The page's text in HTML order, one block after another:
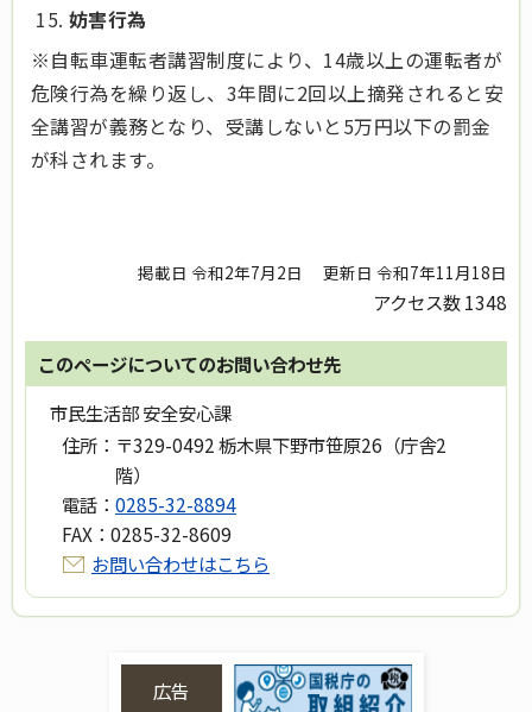
妨害行為
※自転車運転者講習制度により、14歳以上の運転者が
危険行為を繰り返し、3年間に2回以上摘発されると安
全講習が義務となり、受講しないと5万円以下の罰金
が科されます。
掲載日 令和2年7月2日 更新日 令和7年11月18日
アクセス数1348
このページについてのお問い合わせ先
市民生活部 安全安心課
住所： 〒329-0492 栃木県下野市笹原26（庁舎2
階）
電話： 0285-32-8894
FAX： 0285-32-8609
お問い合わせはこちら
広告